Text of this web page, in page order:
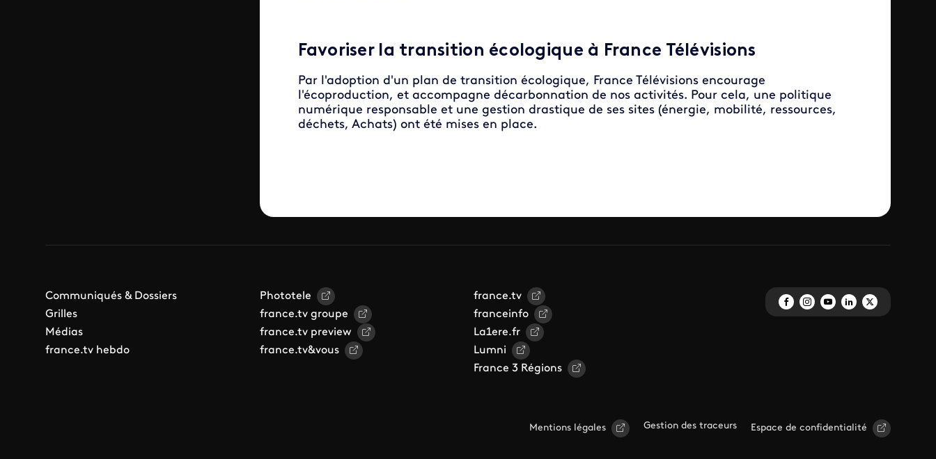
Favoriser la transition écologique à France Télévisions
Par l'adoption d'un plan de transition écologique, France Télévisions encourage
l'écoproduction, et accompagne décarbonnation de nos activités. Pour cela, une politique
numérique responsable et une gestion drastique de ses sites (énergie, mobilité, ressources,
déchets, Achats) ont été mises en place.
Communiqués & Dossiers
Grilles
Médias
france.tv hebdo
Phototele
france.tv groupe
france.tv preview
france.tv&vous
france.tv
franceinfo
La1ere.fr
Lumni
France 3 Régions
Mentions légales Gestion des traceurs Espace de confidentialité